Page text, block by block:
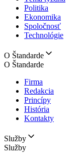
Politika
Ekonomika
Spoločnosť
Technológie
O Štandarde
O Štandarde
Firma
Redakcia
Princípy
História
Kontakty
Služby
Služby